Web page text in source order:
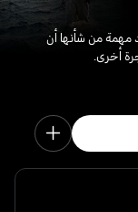
مهمة من شأنها أن
أخرى.